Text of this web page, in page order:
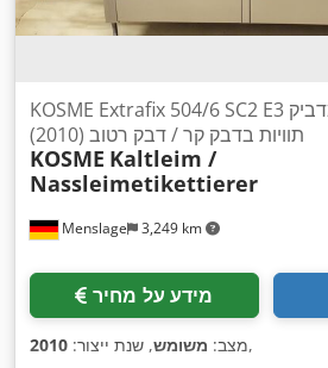
Menslage 3,249 km
KOSME Extrafix 504/6 SC2 E3 מדביק
תוויות בדבק קר / דבק רטוב (2010)
KOSME Kaltleim /
Nassleimetikettierer
מידע על מחיר
מצב: משומש, שנת ייצור: 2010 ,